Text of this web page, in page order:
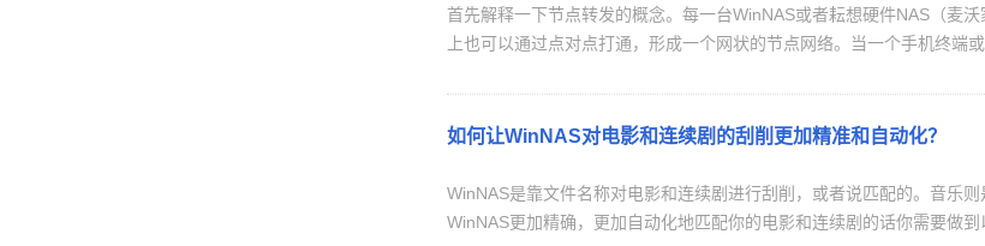
首先解释一下节点转发的概念。每一台WinNAS或者耘想硬件NAS（麦
上也可以通过点对点打通，形成一个网状的节点网络。当一个手机终端
如何让WinNAS对电影和连续剧的刮削更加精准和自动化？
WinNAS是靠文件名称对电影和连续剧进行刮削，或者说匹配的。音乐
WinNAS更加精确，更加自动化地匹配你的电影和连续剧的话你需要做